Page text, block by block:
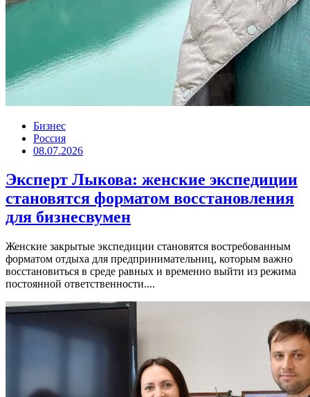
Бизнес
Россия
08.07.2026
Эксперт Лыкова: женские экспедиции
становятся форматом восстановления
для бизнесвумен
Женские закрытые экспедиции становятся востребованным
форматом отдыха для предпринимательниц, которым важно
восстановиться в среде равных и временно выйти из режима
постоянной ответственности....